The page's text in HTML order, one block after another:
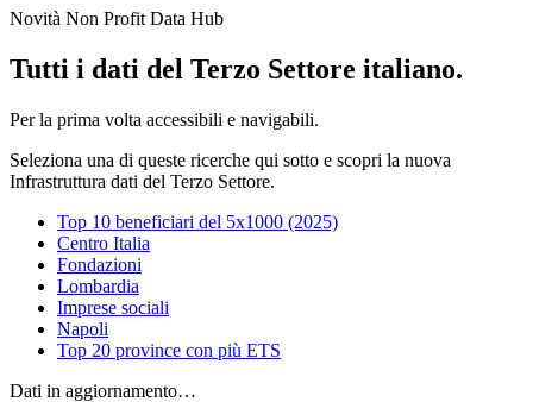
Novità Non Profit Data Hub
Tutti i dati del Terzo Settore italiano.
Per la prima volta accessibili e navigabili.
Seleziona una di queste ricerche qui sotto e scopri la nuova
Infrastruttura dati del Terzo Settore.
Top 10 beneficiari del 5x1000 (2025)
Centro Italia
Fondazioni
Lombardia
Imprese sociali
Napoli
Top 20 province con più ETS
Dati in aggiornamento…